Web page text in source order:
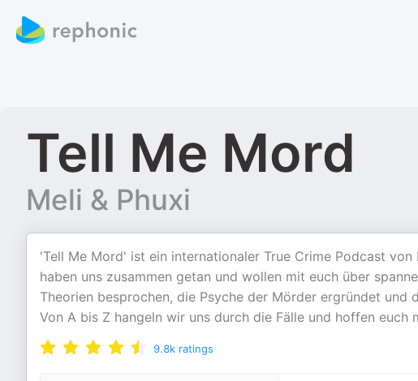
Tell Me Mord
Meli & Phuxi
'Tell Me Mord' ist ein internationaler True Crime Podcast
haben uns zusammen getan und wollen mit euch über
Theorien besprochen, die Psyche der Mörder ergründet und
Von A bis Z hangeln wir uns durch die Fälle und hoffen euch
9.8k ratings